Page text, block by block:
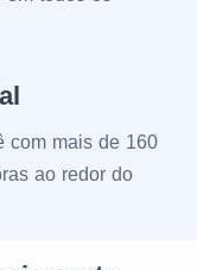
com mais de 160
ao redor do